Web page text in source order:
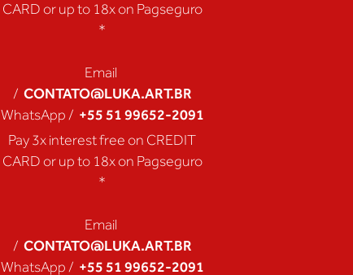
CARD or up to 18x on Pagseguro
*
Email
/ CONTATO@LUKA.ART.BR
WhatsApp / +55 51 99652-2091
Pay 3x interest free on CREDIT
CARD or up to 18x on Pagseguro
*
Email
/ CONTATO@LUKA.ART.BR
WhatsApp / +55 51 99652-2091